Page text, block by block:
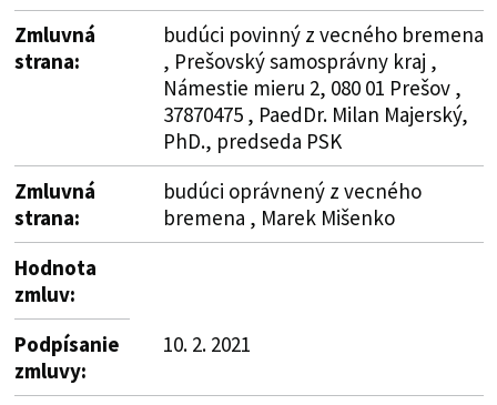
Zmluvná
strana:
budúci povinný z vecného bremena
, Prešovský samosprávny kraj ,
Námestie mieru 2, 080 01 Prešov ,
37870475 , PaedDr. Milan Majerský,
PhD., predseda PSK
Zmluvná
strana:
budúci oprávnený z vecného
bremena , Marek Mišenko
Hodnota
zmluv:
Podpísanie
zmluvy:
10. 2. 2021